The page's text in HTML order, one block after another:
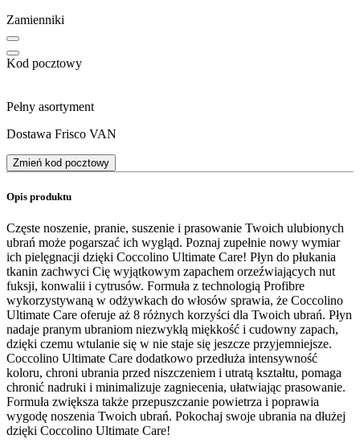
Zamienniki
Kod pocztowy
Pełny asortyment
Dostawa Frisco VAN
Zmień kod pocztowy
Opis produktu
Częste noszenie, pranie, suszenie i prasowanie Twoich ulubionych
ubrań może pogarszać ich wygląd. Poznaj zupełnie nowy wymiar
ich pielęgnacji dzięki Coccolino Ultimate Care! Płyn do płukania
tkanin zachwyci Cię wyjątkowym zapachem orzeźwiających nut
fuksji, konwalii i cytrusów. Formuła z technologią Profibre
wykorzystywaną w odżywkach do włosów sprawia, że Coccolino
Ultimate Care oferuje aż 8 różnych korzyści dla Twoich ubrań. Płyn
nadaje pranym ubraniom niezwykłą miękkość i cudowny zapach,
dzięki czemu wtulanie się w nie staje się jeszcze przyjemniejsze.
Coccolino Ultimate Care dodatkowo przedłuża intensywność
koloru, chroni ubrania przed niszczeniem i utratą kształtu, pomaga
chronić nadruki i minimalizuje zagniecenia, ułatwiając prasowanie.
Formuła zwiększa także przepuszczanie powietrza i poprawia
wygodę noszenia Twoich ubrań. Pokochaj swoje ubrania na dłużej
dzięki Coccolino Ultimate Care!